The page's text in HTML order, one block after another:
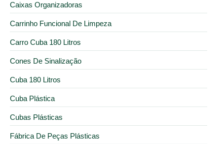
Caixas Organizadoras
Carrinho Funcional De Limpeza
Carro Cuba 180 Litros
Cones De Sinalização
Cuba 180 Litros
Cuba Plástica
Cubas Plásticas
Fábrica De Peças Plásticas